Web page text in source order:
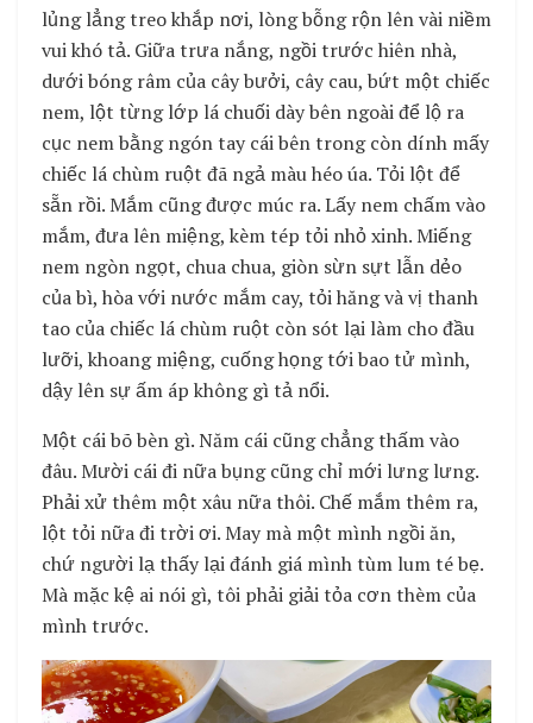
lủng lẳng treo khắp nơi, lòng bỗng rộn lên vài niềm
vui khó tả. Giữa trưa nắng, ngồi trước hiên nhà,
dưới bóng râm của cây bưởi, cây cau, bứt một chiếc
nem, lột từng lớp lá chuối dày bên ngoài để lộ ra
cục nem bằng ngón tay cái bên trong còn dính mấy
chiếc lá chùm ruột đã ngả màu héo úa. Tỏi lột để
sẵn rồi. Mắm cũng được múc ra. Lấy nem chấm vào
mắm, đưa lên miệng, kèm tép tỏi nhỏ xinh. Miếng
nem ngòn ngọt, chua chua, giòn sừn sựt lẫn dẻo
của bì, hòa với nước mắm cay, tỏi hăng và vị thanh
tao của chiếc lá chùm ruột còn sót lại làm cho đầu
lưỡi, khoang miệng, cuống họng tới bao tử mình,
dậy lên sự ấm áp không gì tả nổi.
Một cái bõ bèn gì. Năm cái cũng chẳng thấm vào
đâu. Mười cái đi nữa bụng cũng chỉ mới lưng lưng.
Phải xử thêm một xâu nữa thôi. Chế mắm thêm ra,
lột tỏi nữa đi trời ơi. May mà một mình ngồi ăn,
chứ người lạ thấy lại đánh giá mình tùm lum té bẹ.
Mà mặc kệ ai nói gì, tôi phải giải tỏa cơn thèm của
mình trước.